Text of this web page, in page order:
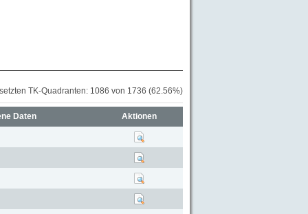
TK-Quadranten: 1086 von 1736 (62.56%)
Daten Aktionen